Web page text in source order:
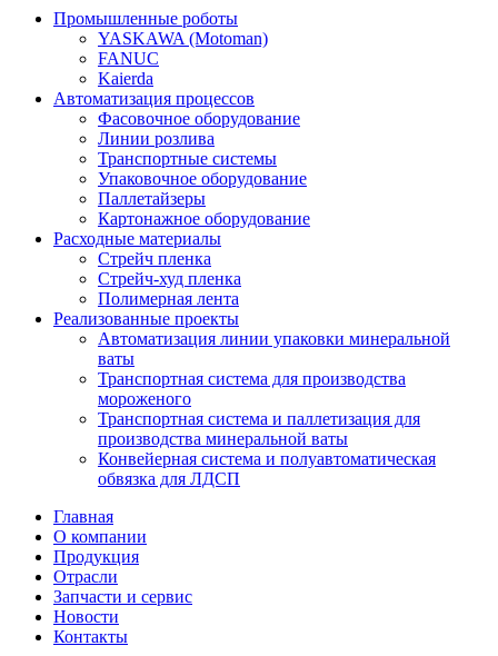
Промышленные роботы
YASKAWA (Motoman)
FANUC
Kaierda
Автоматизация процессов
Фасовочное оборудование
Линии розлива
Транспортные системы
Упаковочное оборудование
Паллетайзеры
Картонажное оборудование
Расходные материалы
Стрейч пленка
Стрейч-худ пленка
Полимерная лента
Реализованные проекты
Автоматизация линии упаковки минеральной
ваты
Транспортная система для производства
мороженого
Транспортная система и паллетизация для
производства минеральной ваты
Конвейерная система и полуавтоматическая
обвязка для ЛДСП
Главная
О компании
Продукция
Отрасли
Запчасти и сервис
Новости
Контакты